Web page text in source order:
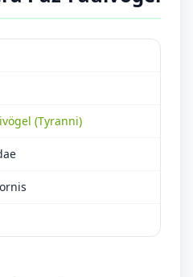
(Tyranni)